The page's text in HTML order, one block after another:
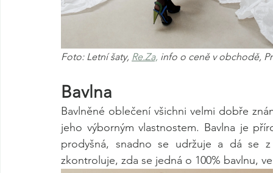
Foto: Letní šaty, Re.Za, info o ceně v obchodě,
Bavlna
Bavlněné oblečení všichni velmi dobře
jeho výborným vlastnostem. Bavlna je
prodyšná, snadno se udržuje a dá se
zkontroluje, zda se jedná o 100% bavlnu,